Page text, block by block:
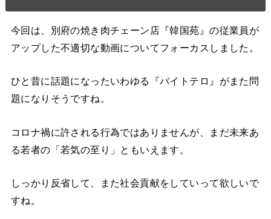
今回は、別府の焼き肉チェーン店『韓国苑』の従業員が
アップした不適切な動画についてフォーカスしました。
ひと昔に話題になったいわゆる『バイトテロ』がまた問
題になりそうですね。
コロナ禍に許される行為ではありませんが、まだ未来あ
る若者の「若気の至り」ともいえます。
しっかり反省して、また社会貢献をしていって欲しいで
すね。